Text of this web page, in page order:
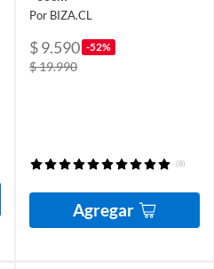
Por BIZA.CL
$ 9.590 -52%
$ 19.990
(8)
Agregar